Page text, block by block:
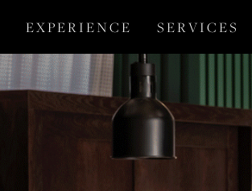
E X P E R I E N C E S E R V I C E S